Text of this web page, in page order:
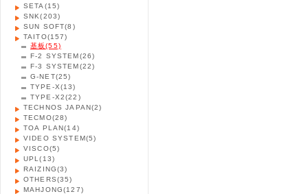
SETA (15)
SNK(203)
SUN SOFT(8)
TAITO(157)
基板(55)
F-2 SYSTEM(26)
F-3 SYSTEM(22)
G-NET(25)
TYPE-X(13)
TYPE-X2(22)
TECHNOS JAPAN(2)
TECMO(28)
TOA PLAN(14)
VIDEO SYSTEM(5)
VISCO(5)
UPL(13)
RAIZING(3)
OTHERS(35)
MAHJONG(127)